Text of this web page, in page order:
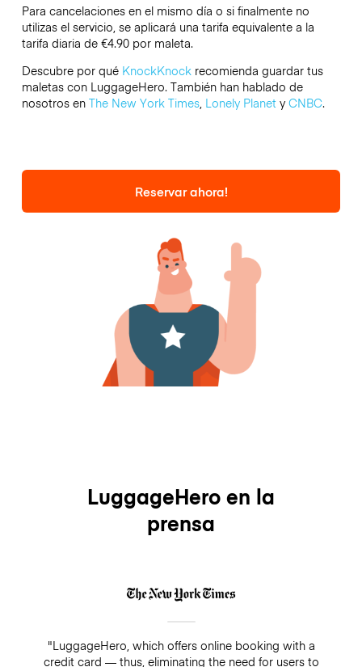
Para cancelaciones en el mismo día o si finalmente no
utilizas el servicio, se aplicará una tarifa equivalente a la
tarifa diaria de €4.90 por maleta.
Descubre por qué KnockKnockrecomienda guardar tus
maletas con LuggageHero. También han hablado de
nosotros en The New York Times, Lonely Planety CNBC.
Reservar ahora!
LuggageHero en la
prensa
"LuggageHero, which offers online booking with a
credit card — thus, eliminating the need for users to